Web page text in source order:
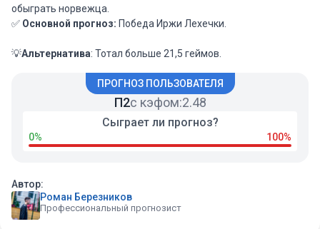
обыграть норвежца.
✅ Основной прогноз: Победа Иржи Лехечки.
💡Альтернатива: Тотал больше 21,5 геймов.
ПРОГНОЗ ПОЛЬЗОВАТЕЛЯ
П2с кэфом:2.48
0%
Сыграет ли прогноз?
100%
Автор:
Роман Березников
Профессиональный прогнозист